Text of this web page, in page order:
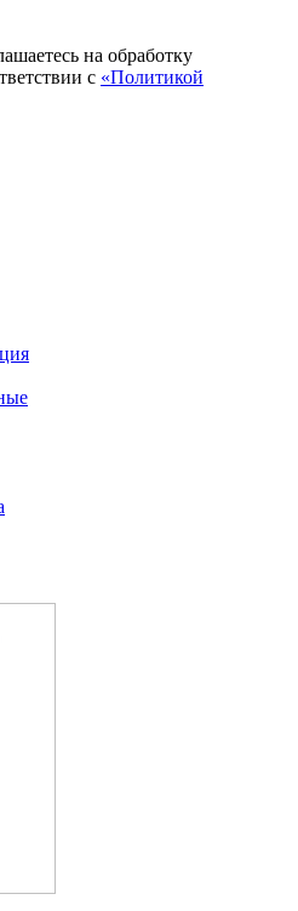
на обработку
с «Политикой